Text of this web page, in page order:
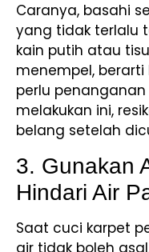
Caranya, basahi
yang tidak terlalu
kain putih atau
menempel,
perlu
melakukan ini,
belang setelah
3. Gunakan
Hindari Air
Saat cuci karpet
air tidak boleh